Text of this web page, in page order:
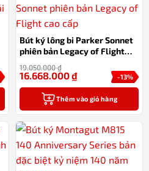
Bút ký lông bi Parker Sonnet
phiên bản Legacy of Flight
19.050.000₫
-13%
16.668.000₫
Thêm vào giỏ hàng